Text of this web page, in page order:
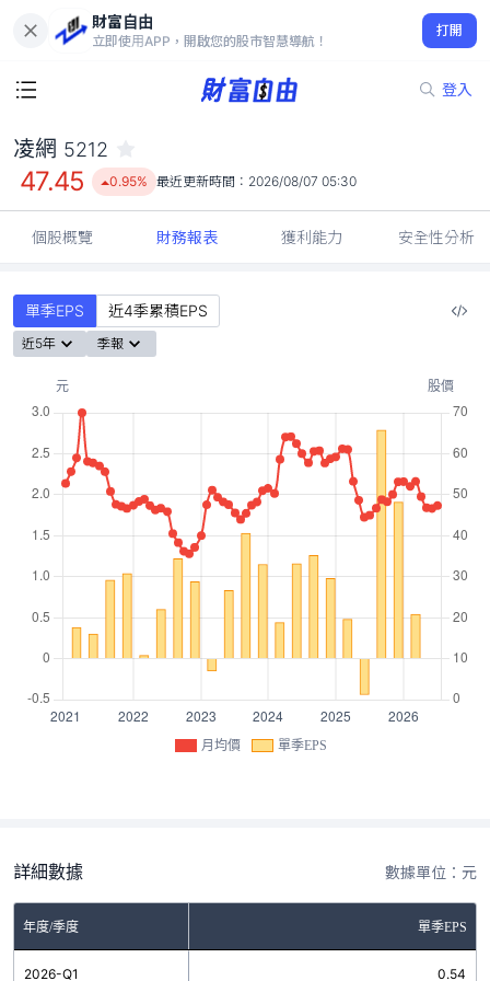
財富自由
立即使用APP，開啟您的股市智慧導航！
打開
登入
47.45
0.95%
凌網 5212
47.45 0.95% 最近更新時間： 2026/08/07 05:30
個股概覽 財務報表 獲利能力 安全性分析
單季EPS 近4季累積EPS
近5年 季報
月均價 單季EPS
詳細數據 數據單位：元
年度/季度 單季EPS
2026-Q1 0.54